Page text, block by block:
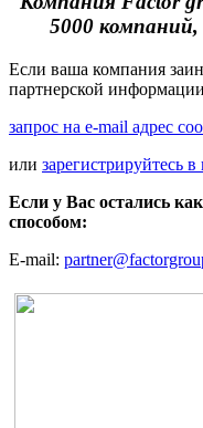
5000
Если ваша компания
партнерской
запрос на e-mail адрес
или зарегистрируйтесь в
Если у Вас остались
способом:
E-mail: